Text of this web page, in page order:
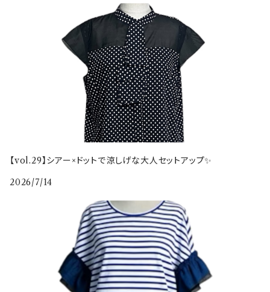
【vol.29】シアー×ドットで涼しげな大人セットアップ✨
2026/7/14